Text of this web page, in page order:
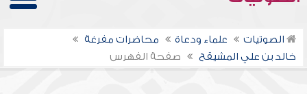
الصوتيات علماء ودعاة
محاضرات مفرغة
خالد بن علي المشيقح
صفحة الفهرس